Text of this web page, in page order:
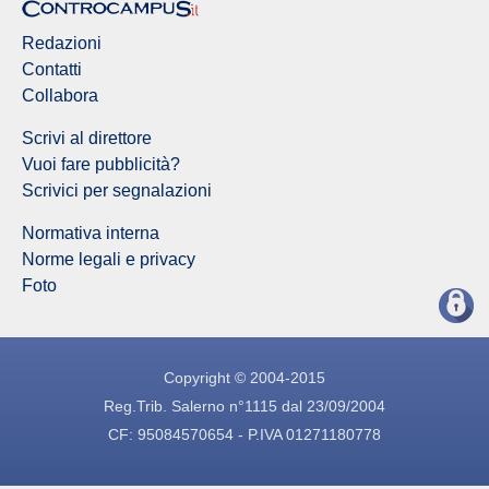
Redazioni
Contatti
Collabora
Scrivi al direttore
Vuoi fare pubblicità?
Scrivici per segnalazioni
Normativa interna
Norme legali e privacy
Foto
Copyright © 2004-2015
Reg.Trib. Salerno n°1115 dal 23/09/2004
CF: 95084570654 - P.IVA 01271180778